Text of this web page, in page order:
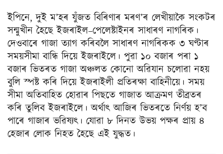
ইপিনে, দুই ম’হৰ যুঁজত বিৰিণাৰ মৰণ’ৰ লেখীয়াকৈ সংকটৰ
সন্মুখীন হৈছে ইজৰাইল–পেলেষ্টাইনৰ সাধাৰণ নাগৰিক।
দেওবাৰে গাজা ত্যাগ কৰিবলৈ সাধাৰণ নাগৰিকক ৩ ঘণ্টাৰ
সময়সীমা বান্ধি দিয়ে ইজৰাইলে। পুৱা ১০ বজাৰ পৰা ১
বজাৰ ভিতৰত গাজা অঞ্চলত কোনো অৱিযান চলোৱা নহয়
বুলি স্পষ্ট কৰি দিয়ে ইজৰাইলী প্ৰতিৰক্ষা বাহিনীয়ে। সময়
সীমা অতিবাহিত হোৱাৰ পিছতে গাজাত আক্ৰমণ তীব্ৰতৰ
কৰি তুলিব ইজৰাইলে। অৰ্থাৎ আজিৰ ভিতৰতে নিৰ্ণয় হ’ব
পাৰে গাজাৰ ভৱিষ্যৎ। যোৱা ৮ দিনত উভয় পক্ষৰ প্ৰায় ৪
হেজাৰ লোক নিহত হৈছে এই যুদ্ধত।